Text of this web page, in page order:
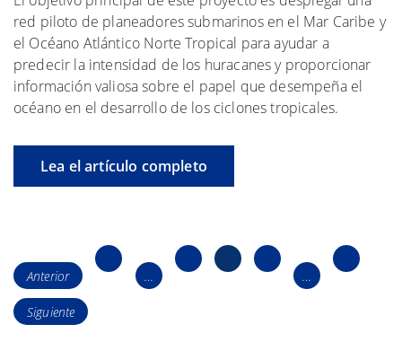
red piloto de planeadores submarinos en el Mar Caribe y
el Océano Atlántico Norte Tropical para ayudar a
predecir la intensidad de los huracanes y proporcionar
información valiosa sobre el papel que desempeña el
océano en el desarrollo de los ciclones tropicales.
Lea el artículo completo
Navegación
de
los
puestos
Anterior
Página
…
Página7 Página8
Página9
…
Página11
Siguiente